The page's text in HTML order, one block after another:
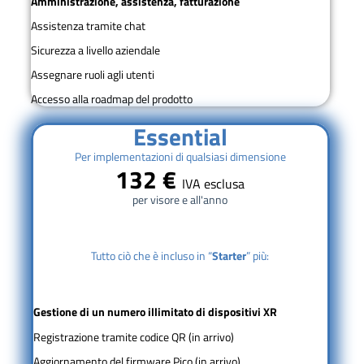
Assistenza tramite chat
Sicurezza a livello aziendale
Assegnare ruoli agli utenti
Accesso alla roadmap del prodotto
Essential
Per implementazioni di qualsiasi dimensione
132 € IVA esclusa
per visore e all'anno
Tutto ciò che è incluso in “Starter” più:
Gestione di un numero illimitato di dispositivi XR
Registrazione tramite codice QR (in arrivo)